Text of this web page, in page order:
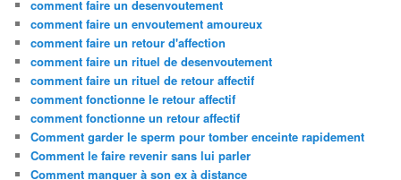
comment faire un desenvoutement
comment faire un envoutement amoureux
comment faire un retour d'affection
comment faire un rituel de desenvoutement
comment faire un rituel de retour affectif
comment fonctionne le retour affectif
comment fonctionne un retour affectif
Comment garder le sperm pour tomber enceinte rapidement
Comment le faire revenir sans lui parler
Comment manquer à son ex à distance